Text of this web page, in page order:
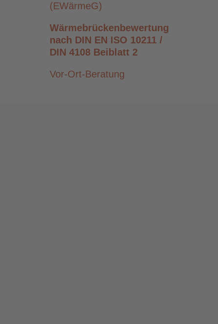
(EWärmeG)
Wärmebrückenbewertung
nach DIN EN ISO 10211 /
DIN 4108 Beiblatt 2
Vor-Ort-Beratung